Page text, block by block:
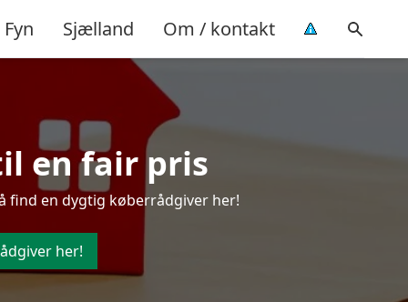
Fyn Sjælland Om / kontakt
en fair pris
find en dygtig køberrådgiver her!
her!